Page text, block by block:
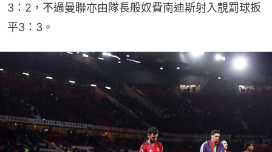
3：2，不過曼聯亦由隊長般奴費南迪斯射入靚罰球扳
平3：3。